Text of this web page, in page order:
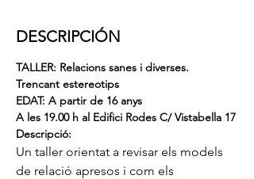
DESCRIPCIÓN
TALLER: Relacions sanes i diverses.
Trencant estereotips
EDAT: A partir de 16 anys
A les 19.00 h al Edifici Rodes C/ Vistabella 17
Descripció:
Un taller orientat a revisar els models
de relació apresos i com els